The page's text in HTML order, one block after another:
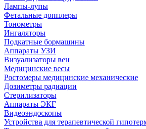
Лампы-лупы
Фетальные допплеры
Тонометры
Ингаляторы
Подкатные бормашины
Аппараты УЗИ
Визуализаторы вен
Медицинские весы
Ростомеры медицинские механические
Дозиметры радиации
Стерилизаторы
Аппараты ЭКГ
Видеоэндоскопы
Устройства для терапевтической